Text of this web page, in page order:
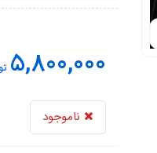
5,800,000
ناموجود